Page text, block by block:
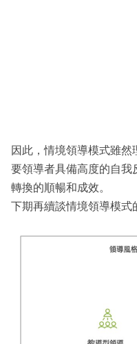
因此，情境領導模式雖
要領導者具備高度的自我
轉換的順暢和成效。
下期再續談情境領導模式